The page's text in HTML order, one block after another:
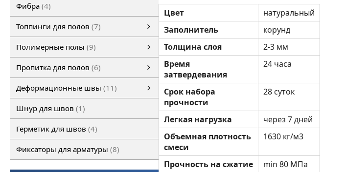
Фибра 4
Топпинги для полов 7
Полимерные полы 9
Пропитка для полов 6
Деформационные швы 11
Шнур для швов 1
Герметик для швов 4
Фиксаторы для арматуры 8
Цвет
натуральный
Заполнитель
корунд
Толщина слоя
2-3 мм
Время
затвердевания
24 часа
Срок набора
прочности
28 суток
Легкая нагрузка
через 7 дней
Объемная плотность
смеси
1630 кг/м3
Прочность на сжатие
min 80 МПа